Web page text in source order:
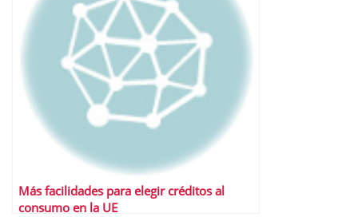
Más facilidades para elegir créditos al
consumo en la UE